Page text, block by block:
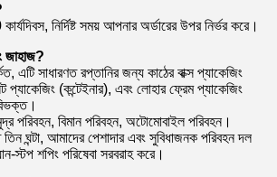
নির্দিষ্ট সময় আপনার অর্ডারের উপর নির্ভর করে।
জাহাজ?
এটি সাধারণত রপ্তানির জন্য কাঠের বাক্স প্যাকেজিং
প্যাকেজিং (কন্টেইনার), এবং লোহার ফ্রেম প্যাকেজিং
পরিবহন, বিমান পরিবহন, অটোমোবাইল পরিবহন।
তিন ঘন্টা, আমাদের পেশাদার এবং সুবিধাজনক পরিবহন দল
স্টপ শপিং পরিষেবা সরবরাহ করে।